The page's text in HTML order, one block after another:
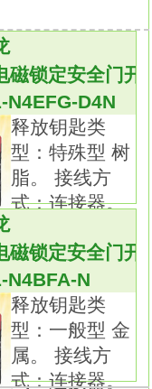
高可靠性
类：安全限位
N3SFG基
。
强制断开操作
。
接点），可以
接点。
位置指示灯面
磁锁定安全门开
N4EFG-D4N
释放钥匙类
型：特殊型 树
脂。 接线方
式：连接器。
磁锁定安全门开
N4BFA-N
释放钥匙类
型：一般型 金
属。 接线方
式：连接器。